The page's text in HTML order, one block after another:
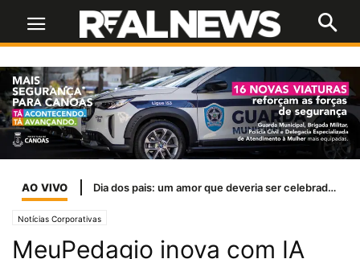
AO VIVO Inter encara o líder Palmeiras em busca de reação para sair do Z-4
Notícias Corporativas
MeuPedagio inova com IA